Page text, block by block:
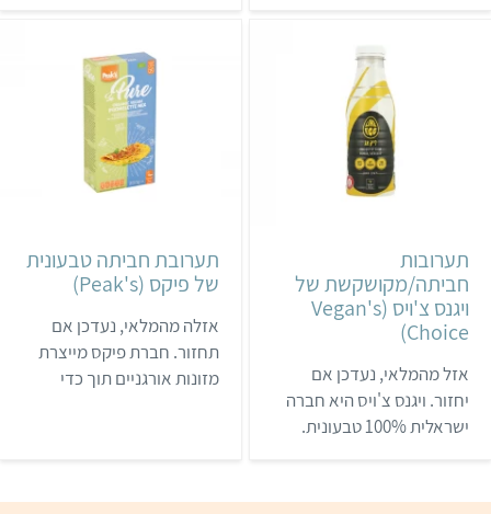
נוספו לסדרה מספר סלטים
מקטניות: סלט "ביצים"
טבעוני; ממרח שעועית, שום
ושמיר; ממרח עדשים קארי
פיקנטי; חומוס סלק ועוד.
סדרה זו נולדה בשיתוף
הטבעונית אורי שביט
(טבעוניות נהנות יותר).
לבישול ולאפייה. לחברה יש
גם תחליף ביצה ייעודי להכנת
חביתה. כל מוצרי החברה הם
ללא חומרים משמרים וללא
צבעי מאכל מלאכותיים. את
מוצרי החברה ניתן לרכוש
תערובות
חביתה/מקושקשת של
ויגנס צ'ויס (Vegan's
Choice)
אזל מהמלאי, נעדכן אם
יחזור. ויגנס צ'ויס היא חברה
ישראלית 100% טבעונית.
תערובות להכנת חביתה
תערובת חביתה טבעונית
של פיקס (Peak's)
אזלה מהמלאי, נעדכן אם
תחזור. חברת פיקס מייצרת
מזונות אורגניים תוך כדי